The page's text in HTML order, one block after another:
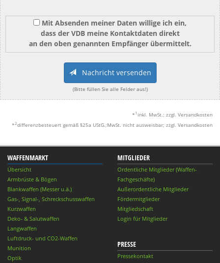
Mit Absenden meiner Daten willige ich ein,
dass der VDB meine Kontaktdaten direkt
an den oben genannten Empfänger übermittelt.
Nachricht versenden
(Bitte füllen Sie alle Felder aus!)
* 1 inkl. MwSt.; zzgl. Versandkosten
*2differenzbesteuert gemäß §25a UStG.;MwSt. nicht ausweisbar; zzgl. Versandkosten
WAFFENMARKT
Übersicht
Armbrüste & Bögen
Blankwaffen (Messer u.ä.)
Gas-, Signal-, Schreckschusswaffen
Kurzwaffen
Deko- & Salutwaffen
Langwaffen
Luftdruck- und CO2-Waffen
Munition
Optik
MITGLIEDER
Ordentliche Mitglieder (Waffen-
Fachgeschäfte)
Außerordentliche Mitglieder
Fördermitglieder
Mitgliedschaft
Login für Mitglieder
PRESSE
Pressekontakt